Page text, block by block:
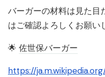
バーガーの材料は見た目
はご確認よろしくお願い
🌟 佐世保バーガー
https://